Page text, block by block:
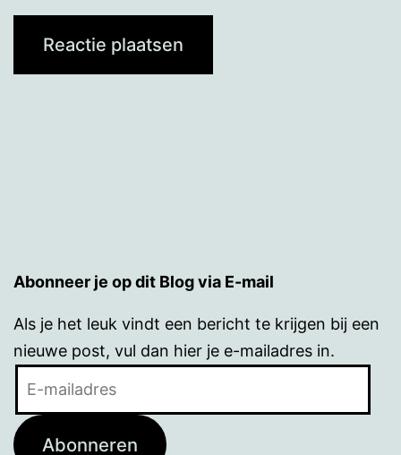
Abonneer je op dit Blog via E-mail
Als je het leuk vindt een bericht te krijgen bij een
nieuwe post, vul dan hier je e-mailadres in.
Abonneren